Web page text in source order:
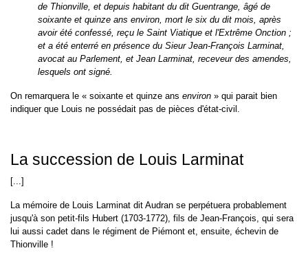
de Thionville, et depuis habitant du dit Guentrange, âgé de
soixante et quinze ans environ, mort le six du dit mois, après
avoir été confessé, reçu le Saint Viatique et l'Extrême Onction ;
et a été enterré en présence du Sieur Jean-François Larminat,
avocat au Parlement, et Jean Larminat, receveur des amendes,
lesquels ont signé.
On remarquera le « soixante et quinze ans environ » qui parait bien
indiquer que Louis ne possédait pas de pièces d'état-civil.
La succession de Louis Larminat
[...]
La mémoire de Louis Larminat dit Audran se perpétuera probablement
jusqu'à son petit-fils Hubert (1703-1772), fils de Jean-François, qui sera
lui aussi cadet dans le régiment de Piémont et, ensuite, échevin de
Thionville !